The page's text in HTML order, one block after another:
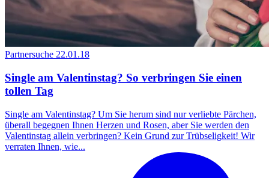
Partnersuche 22.01.18
Single am Valentinstag? So verbringen Sie einen
tollen Tag
Single am Valentinstag? Um Sie herum sind nur verliebte Pärchen,
überall begegnen Ihnen Herzen und Rosen, aber Sie werden den
Valentinstag allein verbringen? Kein Grund zur Trübseligkeit! Wir
verraten Ihnen, wie...